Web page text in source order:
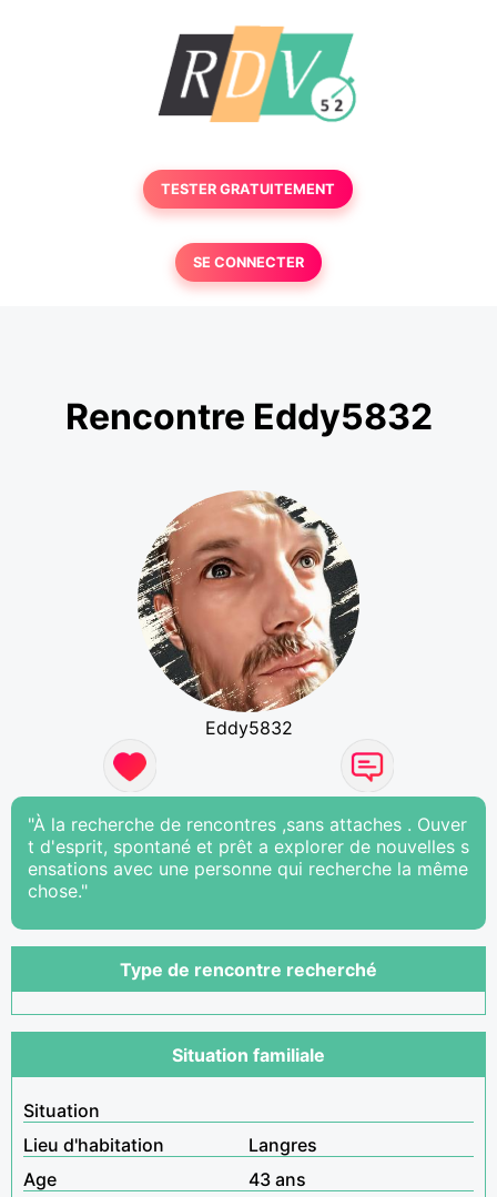
TESTER GRATUITEMENT
SE CONNECTER
Rencontre Eddy5832
Eddy5832
"À la recherche de rencontres ,sans attaches . Ouver
t d'esprit, spontané et prêt a explorer de nouvelles s
ensations avec une personne qui recherche la même
chose."
Type de rencontre recherché
Situation familiale
Situation
Lieu d'habitation
Langres
Age
43 ans